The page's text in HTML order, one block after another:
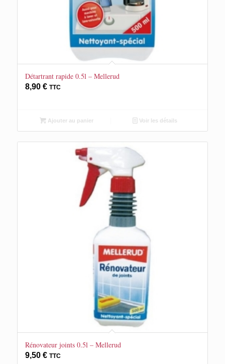
Détartrant rapide 0.5l – Mellerud
8,90 € TTC
Ajouter au panier Voir les détails
Rénovateur joints 0.5l – Mellerud
9,50 € TTC